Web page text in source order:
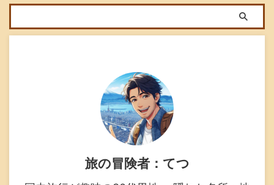
旅の冒険者：てつ